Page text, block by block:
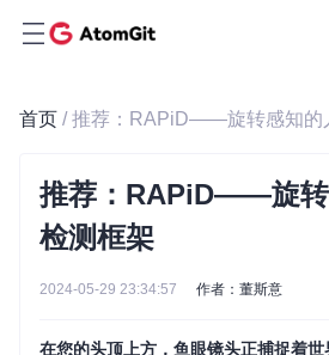
首页 / 推荐：RAPiD——旋转感知的
推荐：RAPiD——旋转
检测框架
2024-05-29 23:34:57 作者：董斯意
在您的头顶上方，鱼眼镜头正捕捉着